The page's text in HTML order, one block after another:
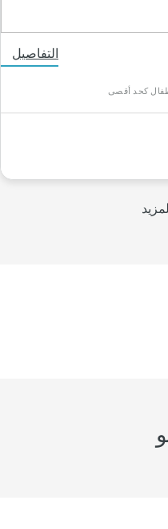
التفاصيل